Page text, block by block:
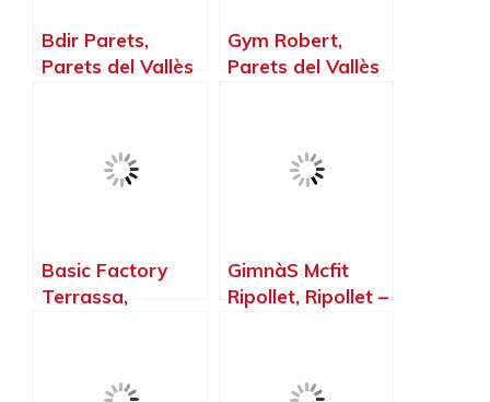
Bdir Parets,
Parets del Vallès
Gym Robert,
Parets del Vallès
Basic Factory
Terrassa,
GimnàS Mcfit
Ripollet, Ripollet –